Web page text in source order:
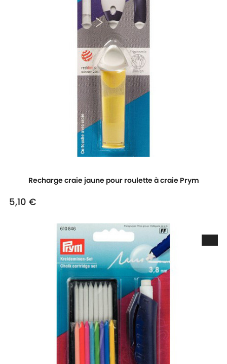
Recharge craie jaune pour roulette à craie Prym
Prix
5,10 €